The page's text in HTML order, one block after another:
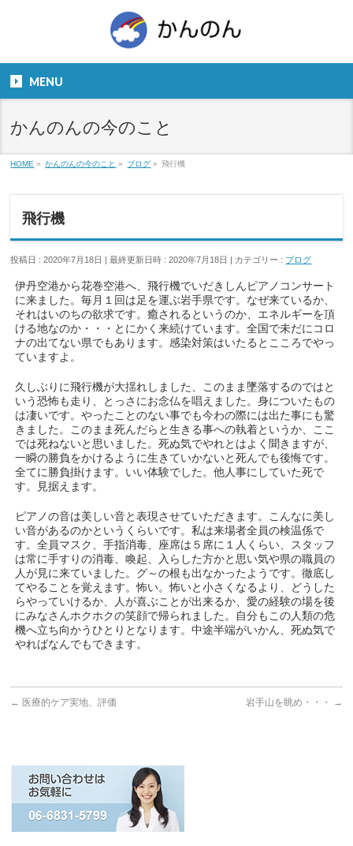
９：００～１８：００
MENU
かんのんの今のこと
HOME » かんのんの今のこと » ブログ » 飛行機
飛行機
投稿日 : 2020年7月18日 最終更新日時 : 2020年7月18日 カテゴリー : ブログ
伊丹空港から花巻空港へ、飛行機でいだきしんピアノコンサート
に来ました。毎月１回は足を運ぶ岩手県です。なぜ来ているか、
それはいのちの欲求です。癒されるというのか、エネルギーを頂
ける地なのか・・・とにかく来続けています。全国で未だにコロ
ナの出てない県でもあります。感染対策はいたるとこころでやっ
ていますよ。
久しぶりに飛行機が大揺れしました、このまま墜落するのではと
いう恐怖も走り、とっさにお念仏を唱えました。身についたもの
は凄いです。やったことのない事でも今わの際には出た事にも驚
きました。このまま死んだらと生きる事への執着というか、ここ
では死ねないと思いました。死ぬ気でやれとはよく聞きますが、
一瞬の勝負をかけるように生きていかないと死んでも後悔です。
全てに勝負掛けます。いい体験でした。他人事にしていた死で
す。見据えます。
ピアノの音は美しい音と表現させていただきます。こんなに美し
い音があるのかというくらいです。私は来場者全員の検温係で
す。全員マスク、手指消毒、座席は５席に１人くらい、スタッフ
は常に手すりの消毒、喚起、入らした方かと思い気や県の職員の
人が見に来ていました。グ～の根も出なかったようです。徹底し
てやることを覚えます。怖い。怖いと小さくなるより、どうした
らやっていけるか、人が喜ぶことが出来るか、愛の経験の場を後
にみなさんホクホクの笑顔で帰られました。自分もこの人類の危
機へ立ち向かうひとりとなります。中途半端がいかん、死ぬ気で
やればなんでもできます。
← 医療的ケア実地、評価 岩手山を眺め・・・ →